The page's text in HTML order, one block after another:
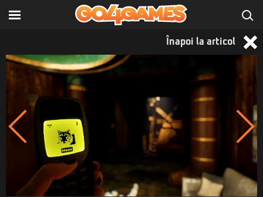
Înapoi la articol